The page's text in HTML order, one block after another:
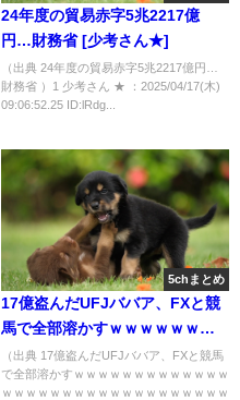
24年度の貿易赤字5兆2217億
円…財務省 [少考さん★]
（出典 24年度の貿易赤字5兆2217億円…
財務省 ）1 少考さん ★ ：2025/04/17(木)
09:06:52.25 ID:lRdg...
5chまとめ
17億盗んだUFJババア、FXと競
馬で全部溶かすｗｗｗｗｗｗｗ
ｗｗｗｗｗｗｗｗｗｗｗｗｗｗ
ｗｗｗｗｗｗｗｗｗｗｗｗｗｗ
（出典 17億盗んだUFJババア、FXと競馬
で全部溶かすｗｗｗｗｗｗｗｗｗｗｗｗｗ
ｗｗｗｗｗｗｗｗｗｗｗｗｗｗｗｗｗｗｗ